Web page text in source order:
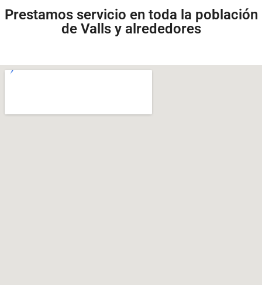
Prestamos servicio en toda la población
de Valls y alrededores